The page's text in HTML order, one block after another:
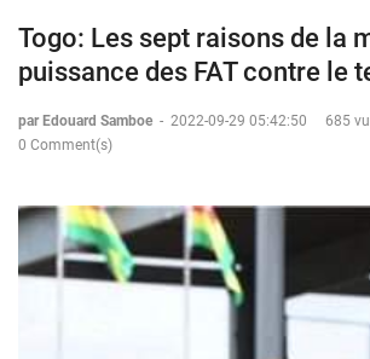
Togo: Les sept raisons de la
puissance des FAT contre le
par Edouard Samboe - 2022-09-29 05:42:50
685
0 Comment(s)